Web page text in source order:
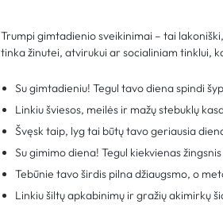
Trumpi gimtadienio sveikinimai – tai
tinka žinutei, atvirukui ar socialiniam tinklui,
Su gimtadieniu! Tegul tavo diena spindi
Linkiu šviesos, meilės ir mažų stebuklų
Švęsk taip, lyg tai būtų tavo geriausia
Su gimimo diena! Tegul kiekvienas
Tebūnie tavo širdis pilna džiaugsmo, o
Linkiu šiltų apkabinimų ir gražių akimirkų